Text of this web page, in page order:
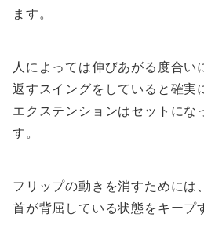
ます。
人によっては伸びあがる度合い
返すスイングをしていると確実
エクステンションはセットにな
す。
フリップの動きを消すためには
首が背屈している状態をキープ